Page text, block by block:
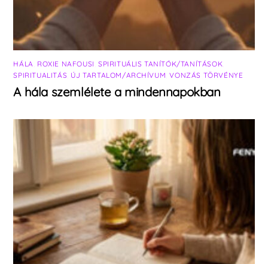
HÁLA ROXIE NAFOUSI SPIRITUÁLIS TANÍTÓK/TANÍTÁSOK
SPIRITUALITÁS ÚJ TARTALOM/ARCHÍVUM ,VONZÁS TÖRVÉNYE
A hála szemlélete a mindennapokban